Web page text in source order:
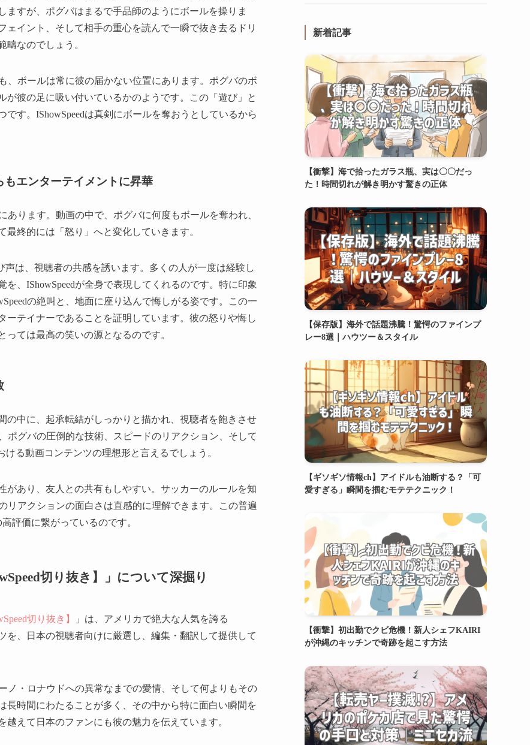
すが、ポグバはまるで手品師のようにボールを操りま
イント、そして相手の重心を読んで一瞬で抜き去るドリ
疇なのでしょう。
、ボールは常に彼の届かない位置にあります。ポグバのボ
彼の足に吸い付いているかのようです。この「遊び」と
す。IShowSpeedは真剣にボールを奪おうとしているから
エンターテイメントに昇華
あります。動画の中で、ポグバに何度もボールを奪われ、
終的には「怒り」へと変化していきます。
声は、視聴者の共感を誘います。多くの人が一度は経験し
、IShowSpeedが全身で表現してくれるのです。特に印象
の絶叫と、地面に座り込んで悔しがる姿です。この一
テイナーであることを証明しています。彼の怒りや悔し
ては最高の笑いの源となるのです。
の中に、起承転結がしっかりと描かれ、視聴者を飽きさせ
ポグバの圧倒的な技術、スピードのリアクション、そして
る動画コンテンツの理想形と言えるでしょう。
あり、友人との共有もしやすい。サッカーのルールを知
リアクションの面白さは直感的に理解できます。この普遍
評価に繋がっているのです。
切り抜き】」について深掘り
切り抜き】
」は、アメリカで絶大な人気を誇る
を、日本の視聴者向けに厳選し、編集・翻訳して提供して
ノ・ロナウドへの異常なまでの愛情、そして何よりもその
時間にわたることが多く、その中から特に面白い瞬間を
えて日本のファンにも彼の魅力を伝えています。
新着記事
【衝撃】海で拾ったガラス瓶、実は〇〇だっ
た！時間切れが解き明かす驚きの正体
【保存版】海外で話題沸騰！驚愕のファインプ
レー8選｜ハウツー＆スタイル
【ギソギソ情報ch】アイドルも油断する？「可
愛すぎる」瞬間を掴むモテテクニック！
【衝撃】初出勤でクビ危機！新人シェフKAIRI
が沖縄のキッチンで奇跡を起こす方法